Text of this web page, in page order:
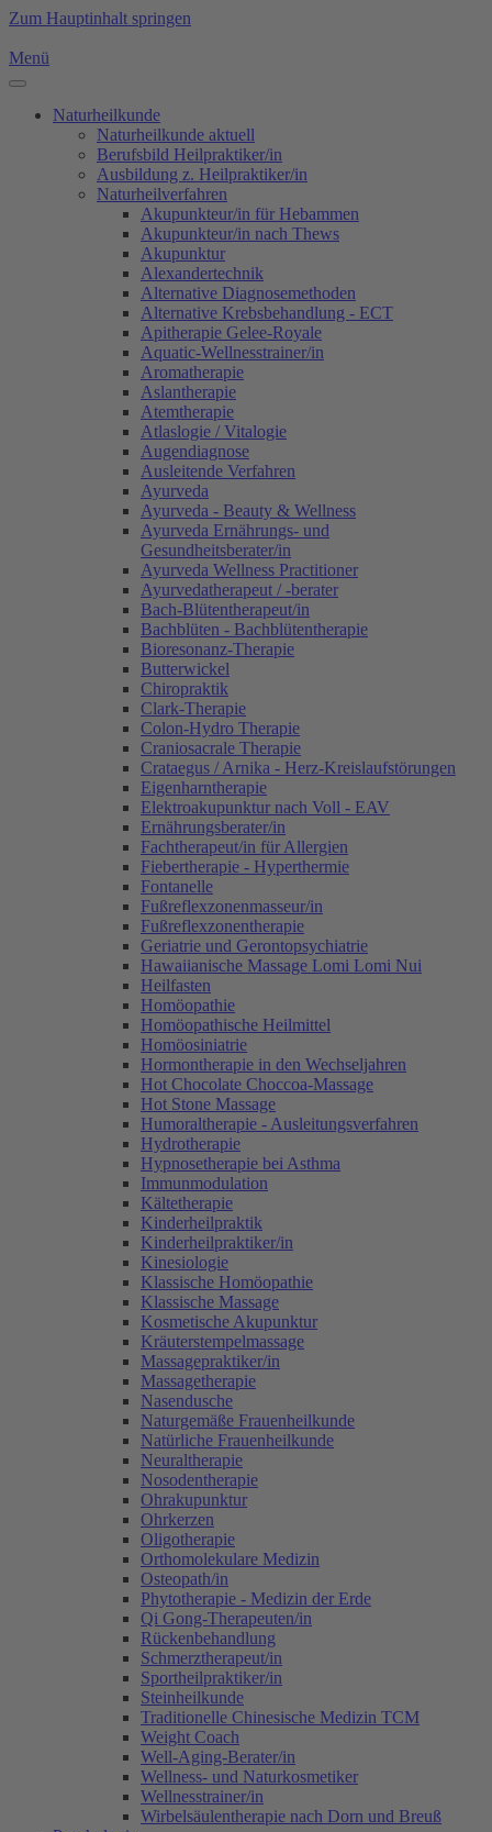
Zum Hauptinhalt springen
Menü
Naturheilkunde
Naturheilkunde aktuell
Berufsbild Heilpraktiker/in
Ausbildung z. Heilpraktiker/in
Naturheilverfahren
Akupunkteur/in für Hebammen
Akupunkteur/in nach Thews
Akupunktur
Alexandertechnik
Alternative Diagnosemethoden
Alternative Krebsbehandlung - ECT
Apitherapie Gelee-Royale
Aquatic-Wellnesstrainer/in
Aromatherapie
Aslantherapie
Atemtherapie
Atlaslogie / Vitalogie
Augendiagnose
Ausleitende Verfahren
Ayurveda
Ayurveda - Beauty & Wellness
Ayurveda Ernährungs- und
Gesundheitsberater/in
Ayurveda Wellness Practitioner
Ayurvedatherapeut / -berater
Bach-Blütentherapeut/in
Bachblüten - Bachblütentherapie
Bioresonanz-Therapie
Butterwickel
Chiropraktik
Clark-Therapie
Colon-Hydro Therapie
Craniosacrale Therapie
Crataegus / Arnika - Herz-Kreislaufstörungen
Eigenharntherapie
Elektroakupunktur nach Voll - EAV
Ernährungsberater/in
Fachtherapeut/in für Allergien
Fiebertherapie - Hyperthermie
Fontanelle
Fußreflexzonenmasseur/in
Fußreflexzonentherapie
Geriatrie und Gerontopsychiatrie
Hawaiianische Massage Lomi Lomi Nui
Heilfasten
Homöopathie
Homöopathische Heilmittel
Homöosiniatrie
Hormontherapie in den Wechseljahren
Hot Chocolate Choccoa-Massage
Hot Stone Massage
Humoraltherapie - Ausleitungsverfahren
Hydrotherapie
Hypnosetherapie bei Asthma
Immunmodulation
Kältetherapie
Kinderheilpraktik
Kinderheilpraktiker/in
Kinesiologie
Klassische Homöopathie
Klassische Massage
Kosmetische Akupunktur
Kräuterstempelmassage
Massagepraktiker/in
Massagetherapie
Nasendusche
Naturgemäße Frauenheilkunde
Natürliche Frauenheilkunde
Neuraltherapie
Nosodentherapie
Ohrakupunktur
Ohrkerzen
Oligotherapie
Orthomolekulare Medizin
Osteopath/in
Phytotherapie - Medizin der Erde
Qi Gong-Therapeuten/in
Rückenbehandlung
Schmerztherapeut/in
Sportheilpraktiker/in
Steinheilkunde
Traditionelle Chinesische Medizin TCM
Weight Coach
Well-Aging-Berater/in
Wellness- und Naturkosmetiker
Wellnesstrainer/in
Wirbelsäulentherapie nach Dorn und Breuß